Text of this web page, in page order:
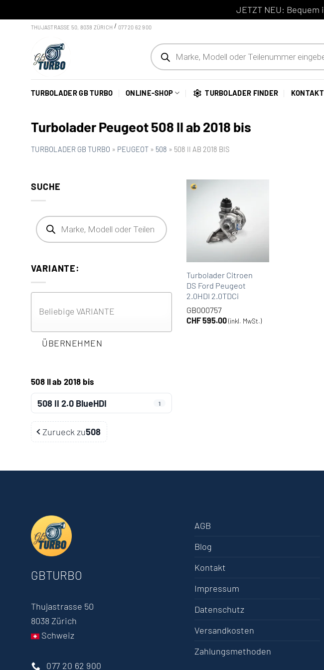
JETZT NEU: Bequem
Skip to contentTHUJASTRASSE 50, 8038 ZÜRICH /077 20 62 900
Products search
TURBOLADER GB TURBO ONLINE-SHOP TURBOLADER FINDER KONTAKT
Turbolader Peugeot 508 II ab 2018 bis
TURBOLADER GB TURBO » PEUGEOT » 508 » 508 II AB 2018 BIS
SUCHE
Products search
VARIANTE:
ÜBERNEHMEN
508 II ab 2018 bis
508 II 2.0 BlueHDI 1
Zurueck zu508
Turbolader Citroen
DS Ford Peugeot
2.0HDI 2.0TDCi
GB000757
CHF595.00 (inkl. MwSt.)
GBTURBO
Thujastrasse 50
8038 Zürich
Schweiz
077 20 62 900
AGB
Blog
Kontakt
Impressum
Datenschutz
Versandkosten
Zahlungsmethoden